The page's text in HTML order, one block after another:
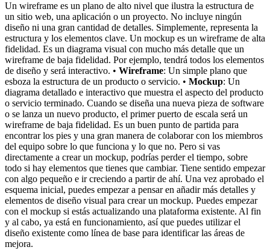
Un wireframe es un plano de alto nivel que ilustra la estructura de
un sitio web, una aplicación o un proyecto. No incluye ningún
diseño ni una gran cantidad de detalles. Simplemente, representa la
estructura y los elementos clave. Un mockup es un wireframe de alta
fidelidad. Es un diagrama visual con mucho más detalle que un
wireframe de baja fidelidad. Por ejemplo, tendrá todos los elementos
de diseño y será interactivo. • Wireframe: Un simple plano que
esboza la estructura de un producto o servicio. • Mockup: Un
diagrama detallado e interactivo que muestra el aspecto del producto
o servicio terminado. Cuando se diseña una nueva pieza de software
o se lanza un nuevo producto, el primer puerto de escala será un
wireframe de baja fidelidad. Es un buen punto de partida para
encontrar los pies y una gran manera de colaborar con los miembros
del equipo sobre lo que funciona y lo que no. Pero si vas
directamente a crear un mockup, podrías perder el tiempo, sobre
todo si hay elementos que tienes que cambiar. Tiene sentido empezar
con algo pequeño e ir creciendo a partir de ahí. Una vez aprobado el
esquema inicial, puedes empezar a pensar en añadir más detalles y
elementos de diseño visual para crear un mockup. Puedes empezar
con el mockup si estás actualizando una plataforma existente. Al fin
y al cabo, ya está en funcionamiento, así que puedes utilizar el
diseño existente como línea de base para identificar las áreas de
mejora.